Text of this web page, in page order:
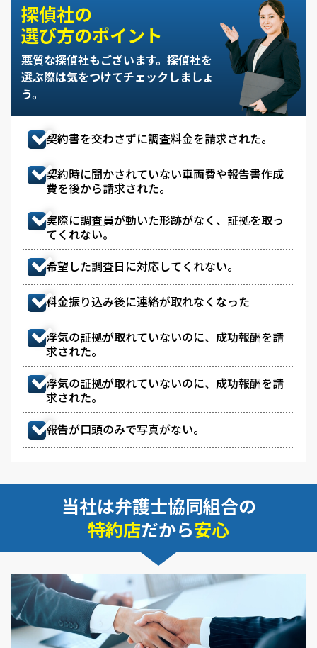
探偵社の
選び方のポイント
悪質な探偵社もございます。 探偵社を
選ぶ際は気をつけてチェックしましょ
う。
契約書を交わさずに調査料金を請求された。
契約時に聞かされていない車両費や報告書作成
費を後から請求された。
実際に調査員が動いた形跡がなく、証拠を取っ
てくれない。
希望した調査日に対応してくれない。
料金振り込み後に連絡が取れなくなった
浮気の証拠が取れていないのに、成功報酬を請
求された。
浮気の証拠が取れていないのに、成功報酬を請
求された。
報告が口頭のみで写真がない。
当社は弁護士協同組合の
特約店だから安心